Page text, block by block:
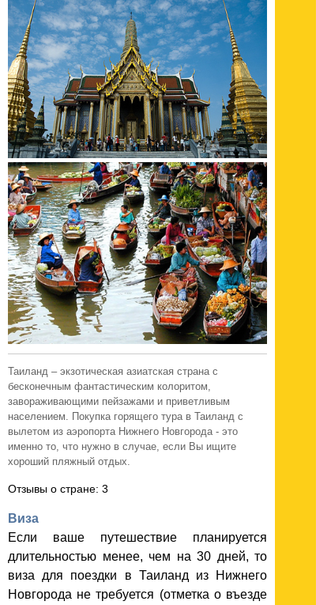
Таиланд – экзотическая азиатская страна с
бесконечным фантастическим колоритом,
завораживающими пейзажами и приветливым
населением. Покупка горящего тура в Таиланд с
вылетом из аэропорта Нижнего Новгорода - это
именно то, что нужно в случае, если Вы ищите
хороший пляжный отдых.
Отзывы о стране: 3
Виза
Если ваше путешествие планируется
длительностью менее, чем на 30 дней, то
виза для поездки в Таиланд из Нижнего
Новгорода не требуется (отметка о въезде